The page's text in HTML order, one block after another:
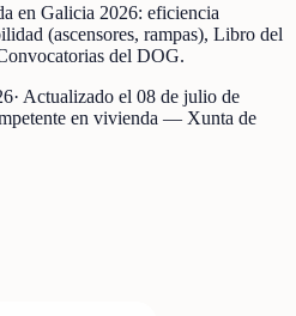
en Galicia 2026: eficiencia
(ascensores, rampas), Libro del
del DOG.
· Actualizado el 08 de julio de
en vivienda — Xunta de